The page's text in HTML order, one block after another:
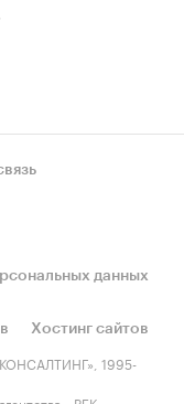
данных
Хостинг сайтов
1995-